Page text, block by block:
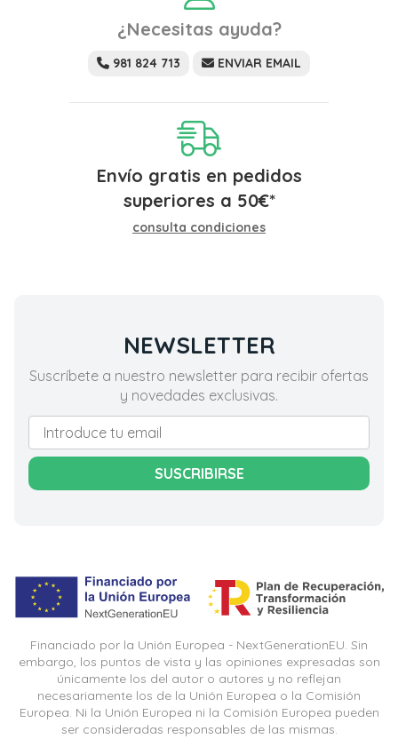
¿Necesitas ayuda?
981 824 713 ENVIAR EMAIL
Envío gratis en pedidos
superiores a 50€*
consulta condiciones
NEWSLETTER
Suscríbete a nuestro newsletter para recibir ofertas
y novedades exclusivas.
SUSCRIBIRSE
Financiado por la Unión Europea - NextGenerationEU. Sin
embargo, los puntos de vista y las opiniones expresadas son
únicamente los del autor o autores y no reflejan
necesariamente los de la Unión Europea o la Comisión
Europea. Ni la Unión Europea ni la Comisión Europea pueden
ser consideradas responsables de las mismas.